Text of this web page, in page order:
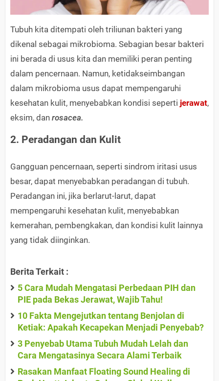
Tubuh kita ditempati oleh triliunan bakteri yang
dikenal sebagai mikrobioma. Sebagian besar bakteri
ini berada di usus kita dan memiliki peran penting
dalam pencernaan. Namun, ketidakseimbangan
dalam mikrobioma usus dapat mempengaruhi
kesehatan kulit, menyebabkan kondisi seperti jerawat,
eksim, dan rosacea.
2. Peradangan dan Kulit
Gangguan pencernaan, seperti sindrom iritasi usus
besar, dapat menyebabkan peradangan di tubuh.
Peradangan ini, jika berlarut-larut, dapat
mempengaruhi kesehatan kulit, menyebabkan
kemerahan, pembengkakan, dan kondisi kulit lainnya
yang tidak diinginkan.
Berita Terkait :
5 Cara Mudah Mengatasi Perbedaan PIH dan
PIE pada Bekas Jerawat, Wajib Tahu!
10 Fakta Mengejutkan tentang Benjolan di
Ketiak: Apakah Kecapekan Menjadi Penyebab?
3 Penyebab Utama Tubuh Mudah Lelah dan
Cara Mengatasinya Secara Alami Terbaik
Rasakan Manfaat Floating Sound Healing di